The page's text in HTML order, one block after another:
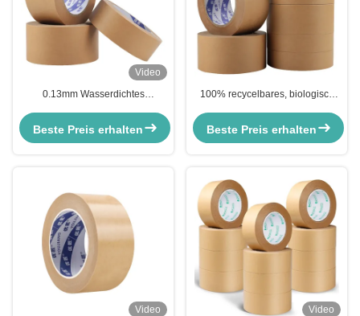
Video
0.13mm Wasserdichtes
Verpackungslösungen
Beste Preis erhalten
100% recycelbares, biologisch
Beste Preis erhalten
Video
Video